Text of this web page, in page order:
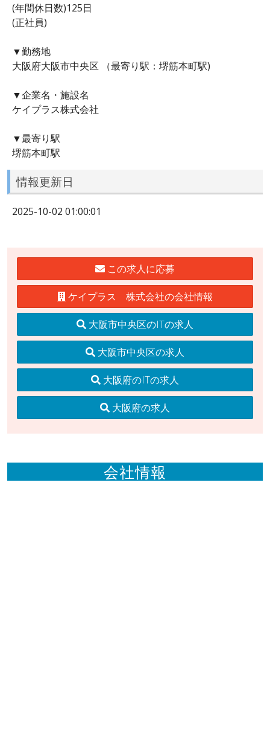
(年間休日数)125日
(正社員)
▼勤務地
大阪府大阪市中央区 （最寄り駅：堺筋本町駅)
▼企業名・施設名
ケイプラス株式会社
▼最寄り駅
堺筋本町駅
情報更新日
2025-10-02 01:00:01
この求人に応募
ケイプラス 株式会社の会社情報
大阪市中央区のITの求人
大阪市中央区の求人
大阪府のITの求人
大阪府の求人
会社情報